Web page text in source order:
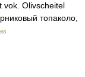
vok. Olivscheitel
топаколо,